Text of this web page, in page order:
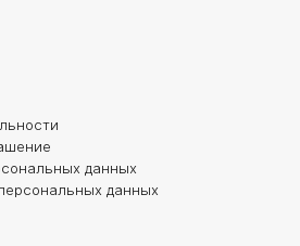
данных
данных